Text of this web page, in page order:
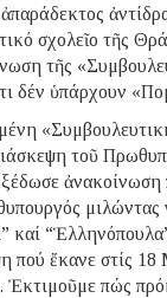
σχολεῖο τῆς
τῆς
δέν ὑπάρχουν
τοῦ
ἀνακοίνωση
καί
πού ἔκανε στίς
πώς